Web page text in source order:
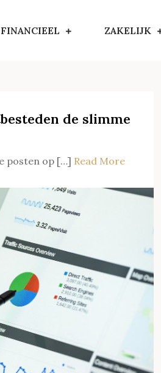
FINANCIEEL ZAKELIJK
de slimme
posten op […] Read More